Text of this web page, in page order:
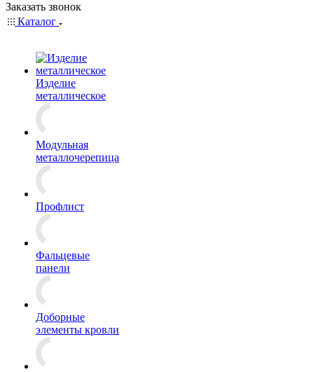
Заказать звонок
Каталог
Изделие
металлическое
Модульная
металлочерепица
Профлист
Фальцевые
панели
Доборные
элементы кровли